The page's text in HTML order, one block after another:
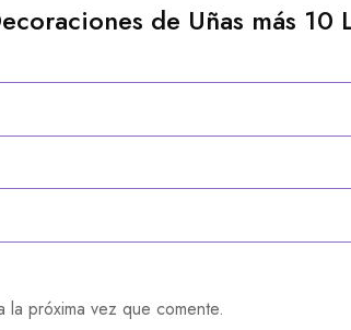
de Uñas más 10
próxima vez que comente.